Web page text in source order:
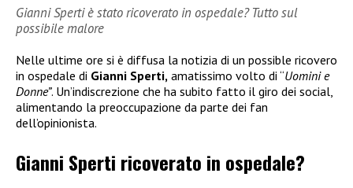
Gianni Sperti è stato ricoverato in ospedale? Tutto sul
possibile malore
Nelle ultime ore si è diffusa la notizia di un possible ricovero
in ospedale di Gianni Sperti, amatissimo volto di “Uomini e
Donne”. Un’indiscrezione che ha subito fatto il giro dei social,
alimentando la preoccupazione da parte dei fan
dell’opinionista.
Gianni Sperti ricoverato in ospedale?